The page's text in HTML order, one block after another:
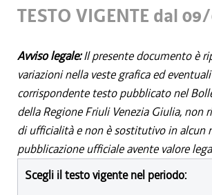
TESTO VIGENTE dal
Avviso legale:Il presente documento è
variazioni nella veste grafica ed
corrispondente testo pubblicato nel
della Regione Friuli Venezia Giulia, non
di ufficialità e non è sostitutivo in alcun
pubblicazione ufficiale avente valore
Scegli il testo vigente nel periodo: